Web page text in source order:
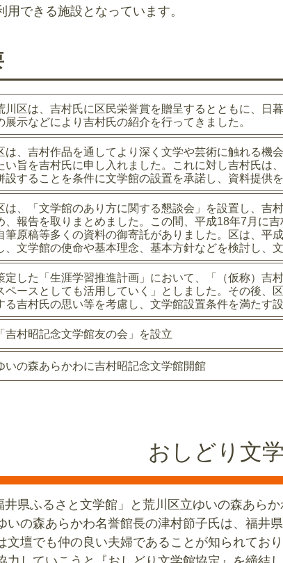
できる施設となっています。
川区は、吉村氏に区民栄誉賞を贈呈するとともに、日
展示などにより吉村氏の紹介を行ってきました。
は、吉村作品を通してより深く文学や芸術に触れる機
い旨を吉村氏に申し入れました。これに対し吉村氏は
設することを条件に文学館の設置を承諾し、資料提供を
は、「文学館のあり方に関する懇談会」を設置し、吉
、報告を取りまとめました。この間、平成18年7月に
筆原稿等多くの資料の御寄託がありました。区は、平
、文学館の使命や基本理念、基本方針などを検討し、
定した「生涯学習推進計画」において、「（仮称）吉
ペースとしても活用していく」としました。その後、
る吉村氏の思い等を考慮し、文学館設置条件を満たす
「吉村昭記念文学館友の会」を設立
いの森あらかわに吉村昭記念文学館開館
おしどり文
県ふるさと文学館」と荒川区立ゆいの森あら
いの森あらかわ名誉館長の津村節子氏は、福井
文壇でも仲の良い夫婦であることが知られてお